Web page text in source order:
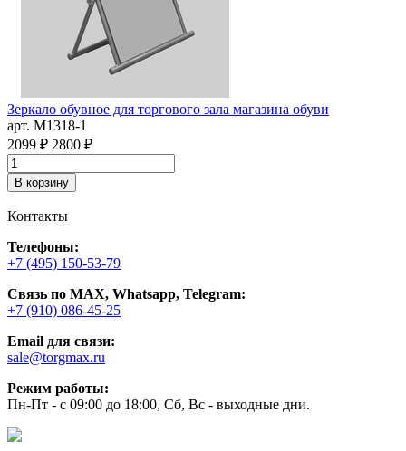
Зеркало обувное для торгового зала магазина обуви
арт. M1318-1
2099 ₽ 2800 ₽
В корзину
Контакты
Телефоны:
+7 (495) 150-53-79
Связь по MAX, Whatsapp, Telegram:
+7 (910) 086-45-25
Email для связи:
sale@torgmax.ru
Режим работы:
Пн-Пт - с 09:00 до 18:00, Сб, Вс - выходные дни.